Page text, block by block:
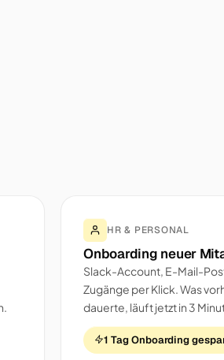
HR & PERSONAL
Onboarding neuer
Slack-Account, E-Mail-
Zugänge per Klick. Was
dauerte, läuft jetzt in 3
1 Tag Onboarding